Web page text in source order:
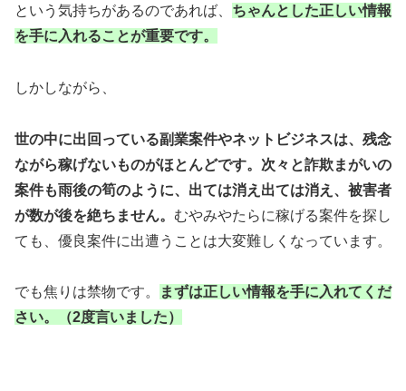
という気持ちがあるのであれば、 ちゃんとした正しい情報
を手に入れることが重要です。
しかしながら、
世の中に出回っている副業案件やネットビジネスは、残念
ながら稼げないものがほとんどです。次々と詐欺まがいの
案件も雨後の筍のように、出ては消え出ては消え、被害者
が数が後を絶ちません。 むやみやたらに稼げる案件を探し
ても、優良案件に出遭うことは大変難しくなっています。
でも焦りは禁物です。
まずは正しい情報を手に入れてくだ
さい。（2度言いました）